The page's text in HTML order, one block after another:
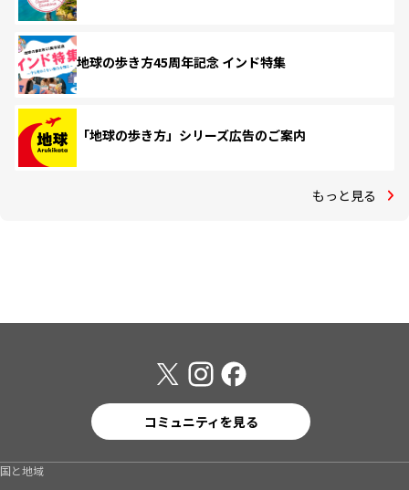
地球の歩き方45周年記念 インド特集
「地球の歩き方」シリーズ広告のご案内
もっと見る
コミュニティを見る
国と地域